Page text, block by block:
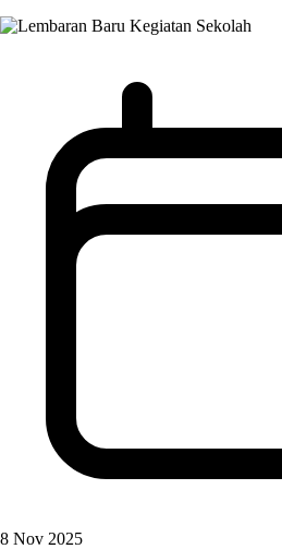
Kegiatan Sekolah
8 Nov 2025